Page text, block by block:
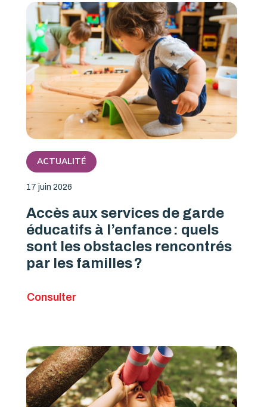
ACTUALITÉ
17 juin 2026
Accès aux services de garde
éducatifs à l’enfance : quels
sont les obstacles rencontrés
par les familles ?
Consulter